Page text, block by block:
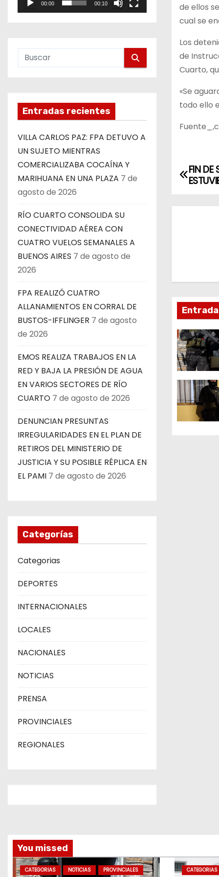
00:00 00:10
Entradas recientes
VILLA CARLOS PAZ: FPA DETUVO A
UN SUJETO MIENTRAS
COMERCIALIZABA COCAÍNA Y
MARIHUANA EN UNA PLAZA 7 de
agosto de 2026
RÍO CUARTO CONSOLIDA SU
CONECTIVIDAD AÉREA CON
CUATRO VUELOS SEMANALES A
BUENOS AIRES 7 de agosto de
2026
FPA REALIZÓ CUATRO
ALLANAMIENTOS EN CORRAL DE
BUSTOS-IFFLINGER 7 de agosto
de 2026
EMOS REALIZA TRABAJOS EN LA
RED Y BAJA LA PRESIÓN DE AGUA
EN VARIOS SECTORES DE RÍO
CUARTO 7 de agosto de 2026
DENUNCIAN PRESUNTAS
IRREGULARIDADES EN EL PLAN DE
RETIROS DEL MINISTERIO DE
JUSTICIA Y SU POSIBLE RÉPLICA EN
EL PAMI 7 de agosto de 2026
Categorías
Categorias
DEPORTES
INTERNACIONALES
LOCALES
NACIONALES
NOTICIAS
PRENSA
PROVINCIALES
REGIONALES
de ellos
cual se
Los
de
Cuarto,
«Se
todo ello
N
c
i
ó
n
d
e
e
FIN DE
You missed
CATEGORIAS NOTICIAS PROVINCIALES CATEGORIAS